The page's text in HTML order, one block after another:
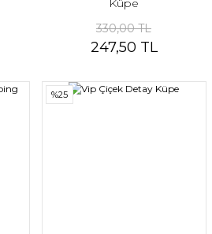
Küpe
330,00 TL
247,50 TL
%25